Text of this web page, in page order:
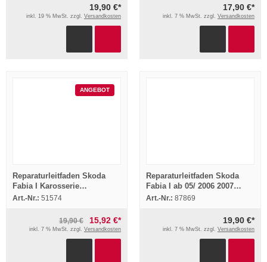
19,90 €*
inkl. 19 % MwSt. zzgl. Versandkosten
17,90 €*
inkl. 7 % MwSt. zzgl. Versandkosten
ANGEBOT
Reparaturleitfaden Skoda
Fabia I Karosserie
Montagearbeiten +
Art.-Nr.: 51574
19,90 € 15,92 €*
inkl. 7 % MwSt. zzgl. Versandkosten
Reparaturleitfaden Skoda
Fabia I ab 05/ 2006 2007
Stromlaufpläne Elektrik
Art.-Nr.: 87869
19,90 €*
inkl. 7 % MwSt. zzgl. Versandkosten